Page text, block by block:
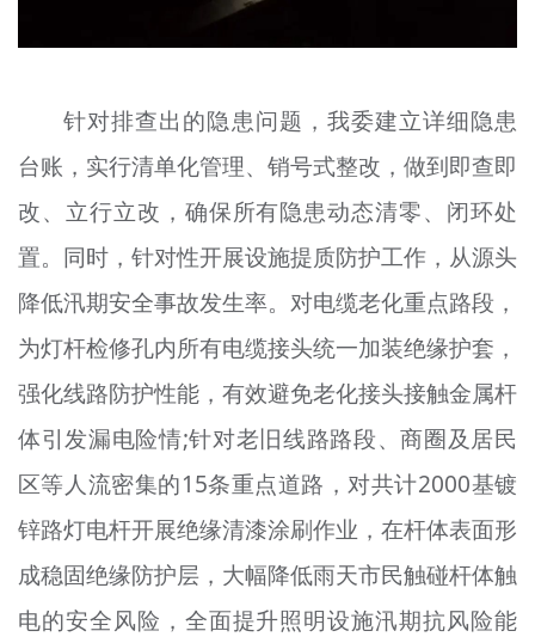
针对排查出的隐患问题，我委建立详细隐患
台账，实行清单化管理、销号式整改，做到即查即
改、立行立改，确保所有隐患动态清零、闭环处
置。同时，针对性开展设施提质防护工作，从源头
降低汛期安全事故发生率。对电缆老化重点路段，
为灯杆检修孔内所有电缆接头统一加装绝缘护套，
强化线路防护性能，有效避免老化接头接触金属杆
体引发漏电险情;针对老旧线路路段、商圈及居民
区等人流密集的15条重点道路，对共计2000基镀
锌路灯电杆开展绝缘清漆涂刷作业，在杆体表面形
成稳固绝缘防护层，大幅降低雨天市民触碰杆体触
电的安全风险，全面提升照明设施汛期抗风险能